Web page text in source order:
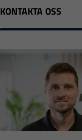
KONTAKTA OSS